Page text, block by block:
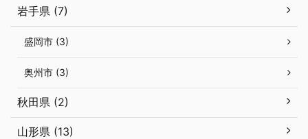
岩手県 (7)
盛岡市 (3)
奥州市 (3)
秋田県 (2)
山形県 (13)